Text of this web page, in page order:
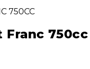
Franc 750cc